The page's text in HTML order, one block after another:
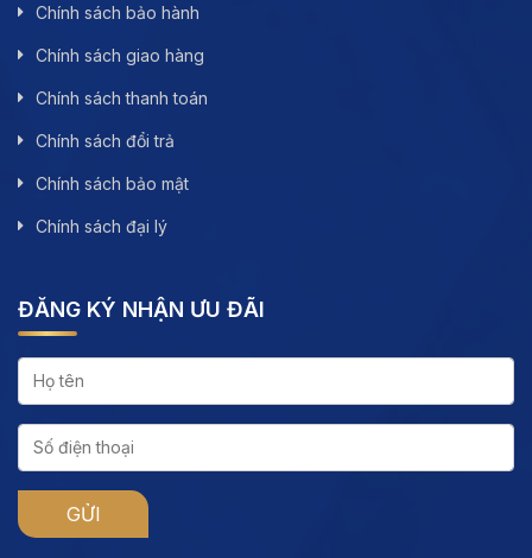
Chính sách bảo hành
Chính sách giao hàng
Chính sách thanh toán
Chính sách đổi trả
Chính sách bảo mật
Chính sách đại lý
ĐĂNG KÝ NHẬN ƯU ĐÃI